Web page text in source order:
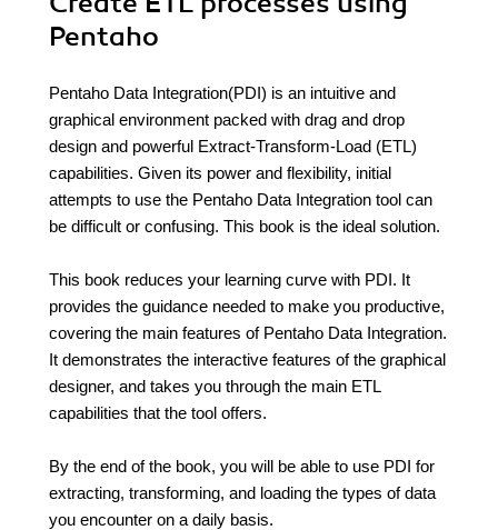
Pentaho
Pentaho Data Integration(PDI) is an intuitive and
graphical environment packed with drag and drop
design and powerful Extract-Transform-Load (ETL)
capabilities. Given its power and flexibility, initial
attempts to use the Pentaho Data Integration tool can
be difficult or confusing. This book is the ideal solution.
This book reduces your learning curve with PDI. It
provides the guidance needed to make you productive,
covering the main features of Pentaho Data Integration.
It demonstrates the interactive features of the graphical
designer, and takes you through the main ETL
capabilities that the tool offers.
By the end of the book, you will be able to use PDI for
extracting, transforming, and loading the types of data
you encounter on a daily basis.